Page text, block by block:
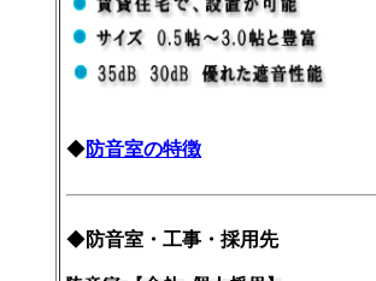
◆防音室の特徴
◆防音室・工事・採用先